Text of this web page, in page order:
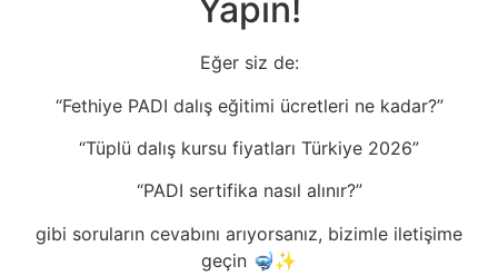
Yapın!
Eğer siz de:
“Fethiye PADI dalış eğitimi ücretleri ne kadar?”
“Tüplü dalış kursu fiyatları Türkiye 2026”
“PADI sertifika nasıl alınır?”
gibi soruların cevabını arıyorsanız, bizimle iletişime
geçin 🤿✨